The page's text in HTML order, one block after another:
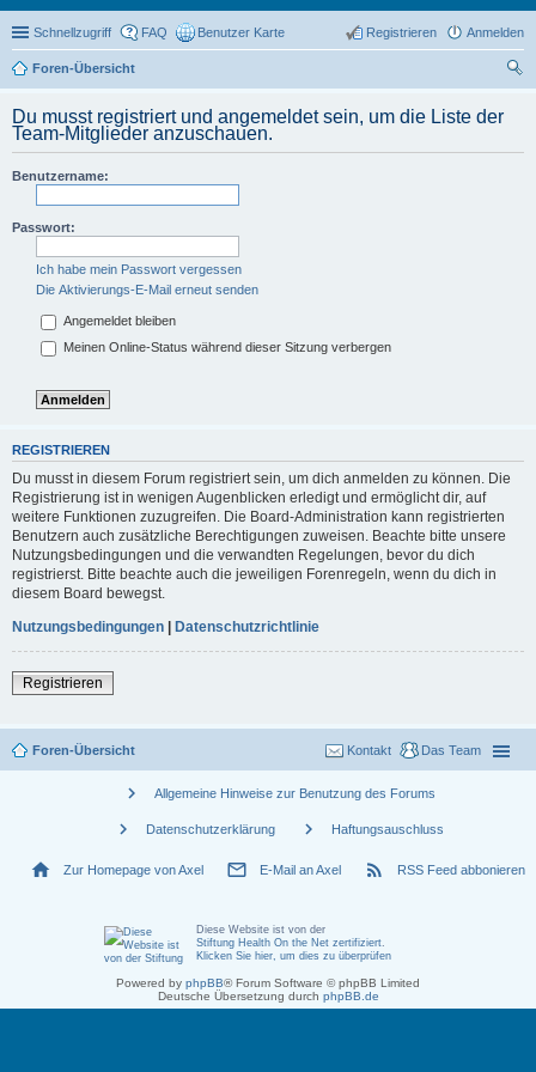
Schnellzugriff FAQ Benutzer Karte Anmelden
Registrieren
Foren-Übersicht
Du musst registriert und angemeldet sein, um die Liste der
Team-Mitglieder anzuschauen.
Benutzername:
Passwort:
Ich habe mein Passwort vergessen
Die Aktivierungs-E-Mail erneut senden
Angemeldet bleiben
Meinen Online-Status während dieser Sitzung verbergen
REGISTRIEREN
Du musst in diesem Forum registriert sein, um dich anmelden zu können. Die
Registrierung ist in wenigen Augenblicken erledigt und ermöglicht dir, auf
weitere Funktionen zuzugreifen. Die Board-Administration kann registrierten
Benutzern auch zusätzliche Berechtigungen zuweisen. Beachte bitte unsere
Nutzungsbedingungen und die verwandten Regelungen, bevor du dich
registrierst. Bitte beachte auch die jeweiligen Forenregeln, wenn du dich in
diesem Board bewegst.
Nutzungsbedingungen | Datenschutzrichtlinie
Registrieren
Foren-Übersicht Das Team
Kontakt
chevron_right Allgemeine Hinweise zur Benutzung des Forums
chevron_right Datenschutzerklärung chevron_right Haftungsauschluss
home Zur Homepage von Axel mail_outline E-Mail an Axel rss_feed RSS Feed abbonieren
Diese Website ist von der
Stiftung Health On the Net zertifiziert
Klicken Sie hier, um dies zu überprüfen
Powered by phpBB® Forum Software © phpBB Limited
Deutsche Übersetzung durch phpBB.de